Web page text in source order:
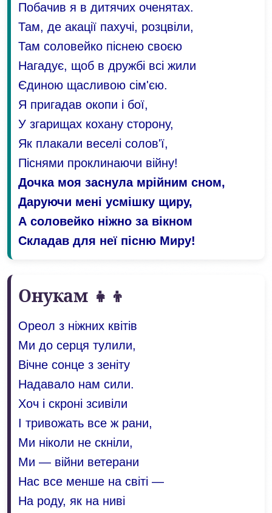
Побачив я в дитячих оченятах.
Там, де акації пахучі, розцвіли,
Там соловейко піснею своєю
Нагадує, щоб в дружбі всі жили
Єдиною щасливою сім'єю.
Я пригадав окопи і бої,
У згарищах кохану сторону,
Як плакали веселі солов'ї,
Піснями проклинаючи війну!
Дочка моя заснула мрійним сном,
Даруючи мені усмішку щиру,
А соловейко ніжно за вікном
Складав для неї пісню Миру!
Онукам 👧👦
Ореол з ніжних квітів
Ми до серця тулили,
Вічне сонце з зеніту
Надавало нам сили.
Хоч і скроні зсивіли
І тривожать все ж рани,
Ми ніколи не скніли,
Ми — війни ветерани
Нас все менше на світі —
На роду, як на ниві